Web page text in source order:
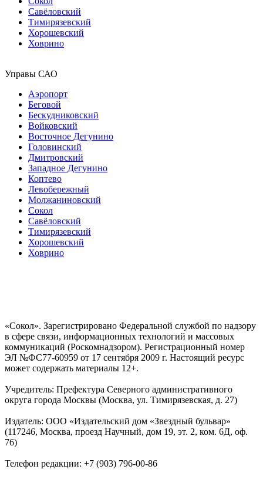
Савёловский
Тимирязевский
Хорошевский
Ховрино
Управы САО
Аэропорт
Беговой
Бескудниковский
Войковский
Восточное Дегунино
Головинский
Дмитровский
Западное Дегунино
Коптево
Левобережный
Молжаниновский
Сокол
Савёловский
Тимирязевский
Хорошевский
Ховрино
«Сокол». Зарегистрировано Федеральной службой по надзору
в сфере связи, информационных технологий и массовых
коммуникаций (Роскомнадзором). Регистрационный номер
ЭЛ №ФС77-60959 от 17 сентября 2009 г. Настоящий ресурс
может содержать материалы 12+.
Учредитель: Префектура Северного административного
округа города Москвы (Москва, ул. Тимирязевская, д. 27)
Издатель: ООО «Издательский дом «Звездный бульвар»
(117246, Москва, проезд Научный, дом 19, эт. 2, ком. 6Д, оф.
76)
Телефон редакции: +7 (903) 796-00-86